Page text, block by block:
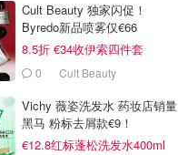
Cult Beauty 独家闪促！
Byredo新品喷雾仅€66
8.5折 €34收伊索四件套
0 Cult Beauty
Vichy 薇姿洗发水 药妆店销量
黑马 粉标去屑款€9！
€12.8红标蓬松洗发水400ml